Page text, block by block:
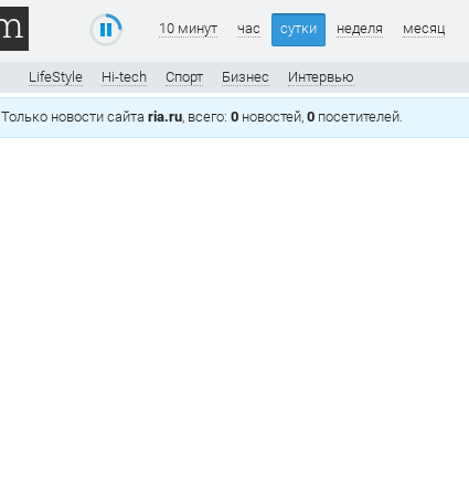
10 минут час сутки неделя месяц
LifeStyle Hi-tech Спорт Бизнес Интервью
Только новости сайта ria.ru, всего: 0 новостей, 0 посетителей.